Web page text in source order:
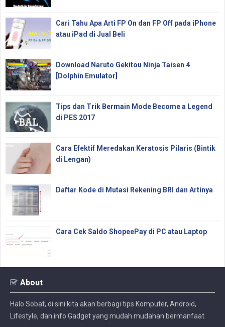
Cari Tahu Apa Arti FP On dan FP Off pada iPhone
atau iPad di Jual Beli
Download Naruto Gekitou Ninja Taisen 4
[Dolphin Emulator]
Tips dan Trik Bermain Mode Become a Legend
di PES 2017
Cara Efektif Meredakan Keratosis Pilaris (Bintik
di Lengan)
Daftar Kode di Mutasi Rekening BRI dan Artinya
Cara Cek Saldo ShopeePay di PC atau Laptop
About
Halo Sobat, di sini kita akan berbagi tips Komputer, Android,
Lifestyle, dan info Gadget yang mudah mudahan bermanfaat.